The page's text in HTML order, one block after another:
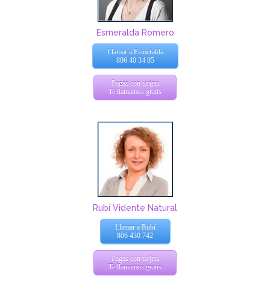
Esmeralda Romero
Llamar a Esmeralda
806 40 34 85
Pagas con tarjeta
Te llamamos gratis
Rubí Vidente Natural
Llamar a Rubí
806 430 742
Pagas con tarjeta
Te llamamos gratis